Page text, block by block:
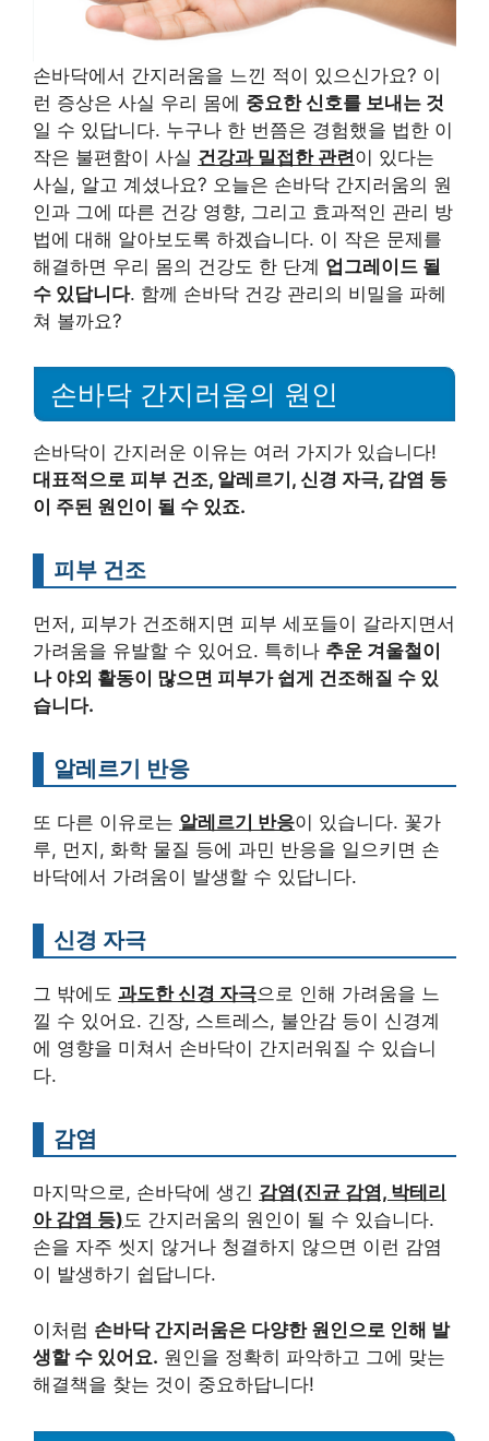
손바닥에서 간지러움을 느낀 적이 있으신가요? 이
런 증상은 사실 우리 몸에 중요한 신호를 보내는 것
일 수 있답니다. 누구나 한 번쯤은 경험했을 법한 이
작은 불편함이 사실 건강과 밀접한 관련이 있다는
사실, 알고 계셨나요? 오늘은 손바닥 간지러움의 원
인과 그에 따른 건강 영향, 그리고 효과적인 관리 방
법에 대해 알아보도록 하겠습니다. 이 작은 문제를
해결하면 우리 몸의 건강도 한 단계 업그레이드 될
수 있답니다. 함께 손바닥 건강 관리의 비밀을 파헤
쳐 볼까요?
손바닥 간지러움의 원인
손바닥이 간지러운 이유는 여러 가지가 있습니다!
대표적으로 피부 건조, 알레르기, 신경 자극, 감염 등
이 주된 원인이 될 수 있죠.
피부 건조
먼저, 피부가 건조해지면 피부 세포들이 갈라지면서
가려움을 유발할 수 있어요. 특히나 추운 겨울철이
나 야외 활동이 많으면 피부가 쉽게 건조해질 수 있
습니다.
알레르기 반응
또 다른 이유로는 알레르기 반응이 있습니다. 꽃가
루, 먼지, 화학 물질 등에 과민 반응을 일으키면 손
바닥에서 가려움이 발생할 수 있답니다.
신경 자극
그 밖에도 과도한 신경 자극으로 인해 가려움을 느
낄 수 있어요. 긴장, 스트레스, 불안감 등이 신경계
에 영향을 미쳐서 손바닥이 간지러워질 수 있습니
다.
감염
마지막으로, 손바닥에 생긴 감염(진균 감염, 박테리
아 감염 등)도 간지러움의 원인이 될 수 있습니다.
손을 자주 씻지 않거나 청결하지 않으면 이런 감염
이 발생하기 쉽답니다.
이처럼 손바닥 간지러움은 다양한 원인으로 인해 발
생할 수 있어요. 원인을 정확히 파악하고 그에 맞는
해결책을 찾는 것이 중요하답니다!